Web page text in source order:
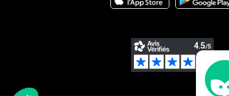
Plateforme de Gestion du Consentement :